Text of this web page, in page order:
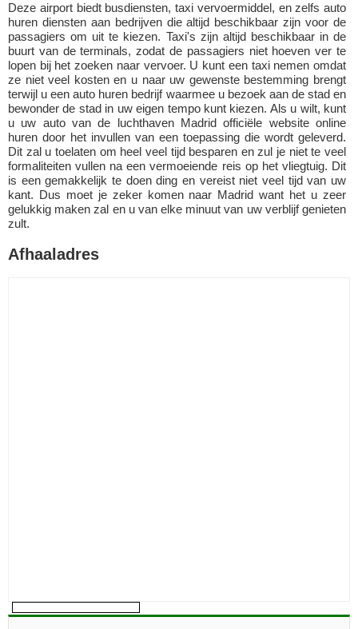
Deze airport biedt busdiensten, taxi vervoermiddel, en zelfs auto
huren diensten aan bedrijven die altijd beschikbaar zijn voor de
passagiers om uit te kiezen. Taxi's zijn altijd beschikbaar in de
buurt van de terminals, zodat de passagiers niet hoeven ver te
lopen bij het zoeken naar vervoer. U kunt een taxi nemen omdat
ze niet veel kosten en u naar uw gewenste bestemming brengt
terwijl u een auto huren bedrijf waarmee u bezoek aan de stad en
bewonder de stad in uw eigen tempo kunt kiezen. Als u wilt, kunt
u uw auto van de luchthaven Madrid officiële website online
huren door het invullen van een toepassing die wordt geleverd.
Dit zal u toelaten om heel veel tijd besparen en zul je niet te veel
formaliteiten vullen na een vermoeiende reis op het vliegtuig. Dit
is een gemakkelijk te doen ding en vereist niet veel tijd van uw
kant. Dus moet je zeker komen naar Madrid want het u zeer
gelukkig maken zal en u van elke minuut van uw verblijf genieten
zult.
Afhaaladres